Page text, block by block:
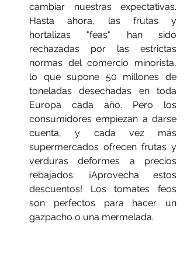
cambiar nuestras expectativas.
Hasta ahora, las frutas y
hortalizas "feas" han sido
rechazadas por las estrictas
normas del comercio minorista,
lo que supone 50 millones de
toneladas desechadas en toda
Europa cada año. Pero los
consumidores empiezan a darse
cuenta, y cada vez más
supermercados ofrecen frutas y
verduras deformes a precios
rebajados. ¡Aprovecha estos
descuentos! Los tomates feos
son perfectos para hacer un
gazpacho o una mermelada.